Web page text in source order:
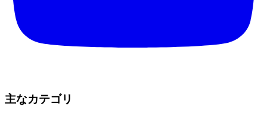
主なカテゴリ